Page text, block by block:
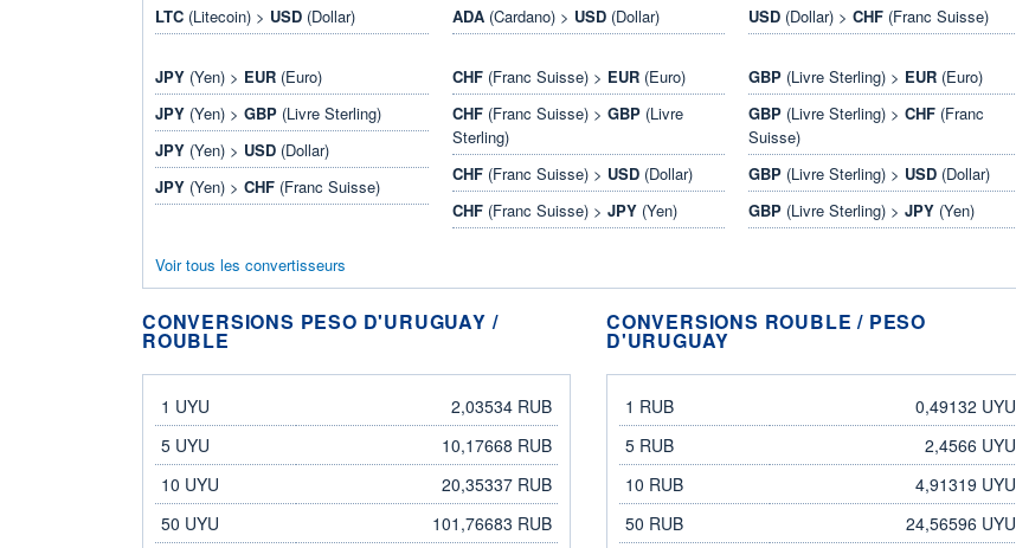
LTC (Litecoin) > USD (Dollar)
ADA(Cardano) > USD(Dollar)
USD (Dollar) >CHF (Franc Suisse)
JPY (Yen) > EUR (Euro)
JPY (Yen) > GBP (Livre Sterling)
JPY (Yen) > USD (Dollar)
JPY (Yen) > CHF (Franc Suisse)
CHF(Franc Suisse) > EUR(Euro)
CHF(Franc Suisse) > GBP(Livre
Sterling)
CHF(Franc Suisse) > USD(Dollar)
CHF(Franc Suisse) > JPY(Yen)
GBP (Livre Sterling) > EUR (Euro)
GBP (Livre Sterling) >CHF (Franc
Suisse)
GBP (Livre Sterling) > USD (Dollar)
GBP (Livre Sterling) >JPY (Yen)
Voir tous les convertisseurs
CONVERSIONS PESO D'URUGUAY /
ROUBLE
peso d'Uruguay
rouble
1 UYU
2,03534 RUB
5 UYU
10,17668 RUB
10 UYU
20,35337 RUB
50 UYU
101,76683 RUB
CONVERSIONS ROUBLE / PESO
D'URUGUAY
rouble
peso d'Uruguay
1 RUB
0,49132 UYU
5 RUB
2,4566 UYU
10 RUB
4,91319 UYU
50 RUB
24,56596 UYU